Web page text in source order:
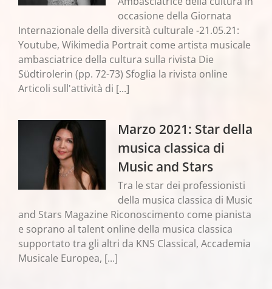
occasione della Giornata
Internazionale della diversità culturale -21.05.21:
Youtube, Wikimedia Portrait come artista musicale
ambasciatrice della cultura sulla rivista Die
Südtirolerin (pp. 72-73) Sfoglia la rivista online
Articoli sull'attività di [...]
Marzo 2021: Star della
musica classica di
Music and Stars
Tra le star dei professionisti
della musica classica di Music
and Stars Magazine Riconoscimento come pianista
e soprano al talent online della musica classica
supportato tra gli altri da KNS Classical, Accademia
Musicale Europea, [...]